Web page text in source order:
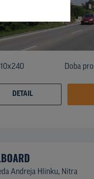
Doba
DETAIL
Andreja Hlinku, Nitra